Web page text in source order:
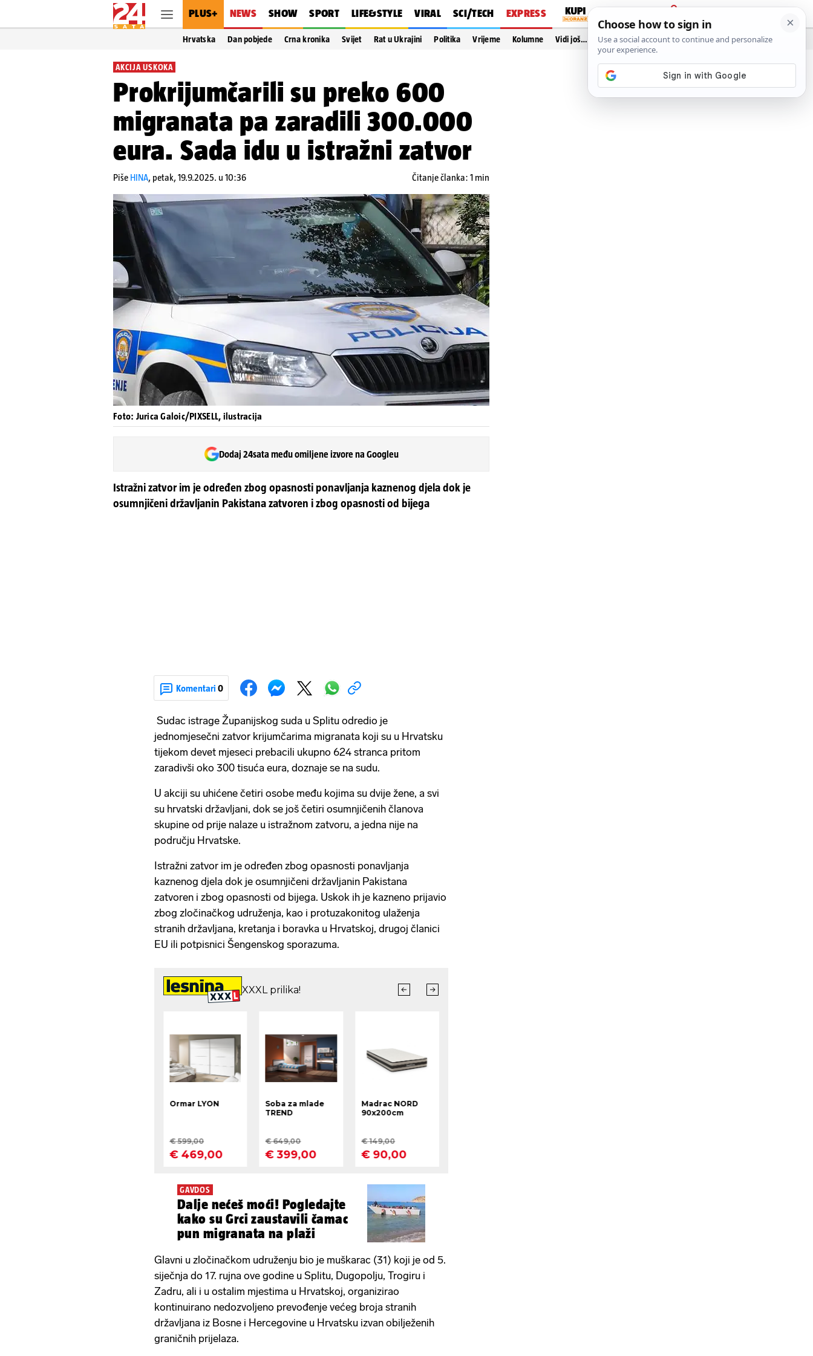
PLUS+ NEWS SHOW SPORT LIFE&STYLE VIRAL SCI/TECH EXPRESS
PRIJAVA
Hrvatska Dan pobjede Crna kronika Svijet Rat u Ukrajini Politika Vrijeme Kolumne Vidi još…
AKCIJA USKOKA
Prokrijumčarili su preko 600
migranata pa zaradili 300.000
eura. Sada idu u istražni zatvor
Piše HINA, petak, 19.9.2025. u 10:36 Čitanje članka: 1 min
Foto: Jurica Galoic/PIXSELL, ilustracija
Dodaj 24sata među omiljene izvore na Googleu
Istražni zatvor im je određen zbog opasnosti ponavljanja kaznenog djela dok je
osumnjičeni državljanin Pakistana zatvoren i zbog opasnosti od bijega
Komentari 0
Sudac istrage Županijskog suda u Splitu odredio je
jednomjesečni zatvor krijumčarima migranata koji su u Hrvatsku
tijekom devet mjeseci prebacili ukupno 624 stranca pritom
zaradivši oko 300 tisuća eura, doznaje se na sudu.
U akciji su uhićene četiri osobe među kojima su dvije žene, a svi
su hrvatski državljani, dok se još četiri osumnjičenih članova
skupine od prije nalaze u istražnom zatvoru, a jedna nije na
području Hrvatske.
Istražni zatvor im je određen zbog opasnosti ponavljanja
kaznenog djela dok je osumnjičeni državljanin Pakistana
zatvoren i zbog opasnosti od bijega. Uskok ih je kazneno prijavio
zbog zločinačkog udruženja, kao i protuzakonitog ulaženja
stranih državljana, kretanja i boravka u Hrvatskoj, drugoj članici
EU ili potpisnici Šengenskog sporazuma.
GAVDOS
Dalje nećeš moći! Pogledajte
kako su Grci zaustavili čamac
pun migranata na plaži
Glavni u zločinačkom udruženju bio je muškarac (31) koji je od 5.
siječnja do 17. rujna ove godine u Splitu, Dugopolju, Trogiru i
Zadru​, ali i u ostalim mjestima u Hrvatskoj, organizirao
kontinuirano nedozvoljeno prevođenje većeg broja stranih
državljana iz Bosne i Hercegovine u Hrvatsku izvan obilježenih
graničnih prijelaza.